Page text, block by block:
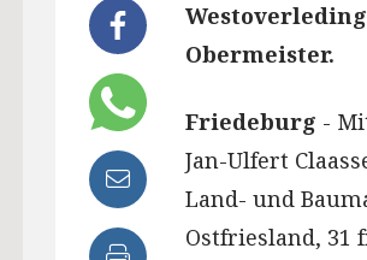
Obermeister.
Friedeburg -
Jan-Ulfert
Land- und
Ostfriesland, 31